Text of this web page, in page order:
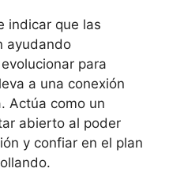
indicar que las
ayudando
para
a una conexión
Actúa como un
abierto al poder
y confiar en el plan